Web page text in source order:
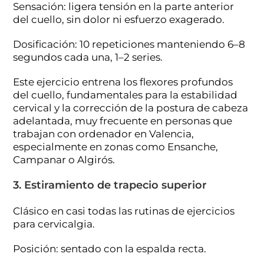
Sensación: ligera tensión en la parte anterior
del cuello, sin dolor ni esfuerzo exagerado.
Dosificación: 10 repeticiones manteniendo 6–8
segundos cada una, 1–2 series.
Este ejercicio entrena los flexores profundos
del cuello, fundamentales para la estabilidad
cervical y la corrección de la postura de cabeza
adelantada, muy frecuente en personas que
trabajan con ordenador en Valencia,
especialmente en zonas como Ensanche,
Campanar o Algirós.
3. Estiramiento de trapecio superior
Clásico en casi todas las rutinas de ejercicios
para cervicalgia.
Posición: sentado con la espalda recta.